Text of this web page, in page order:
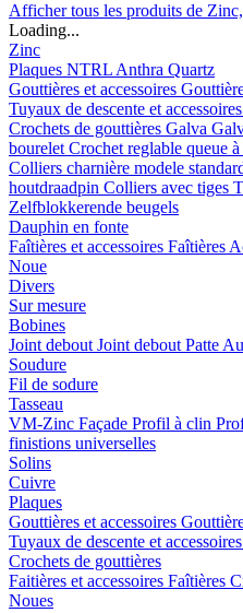
Afficher tous les produits de
Loading...
Zinc
Plaques NTRL Anthra Quartz
Gouttières et accessoires
Tuyaux de descente et accessoires
Crochets de gouttières Galva
bourelet Crochet reglable queue
Colliers charnière modele
houtdraadpin Colliers avec tiges
Zelfblokkerende beugels
Dauphin en fonte
Faîtières et accessoires Faîtières
Noue
Divers
Sur mesure
Bobines
Joint debout Joint debout Patte
Soudure
Fil de sodure
Tasseau
VM-Zinc Façade Profil à clin
finistions universelles
Solins
Cuivre
Plaques
Gouttières et accessoires
Tuyaux de descente et accessoires
Crochets de gouttières
Faitières et accessoires Faîtières
Noues